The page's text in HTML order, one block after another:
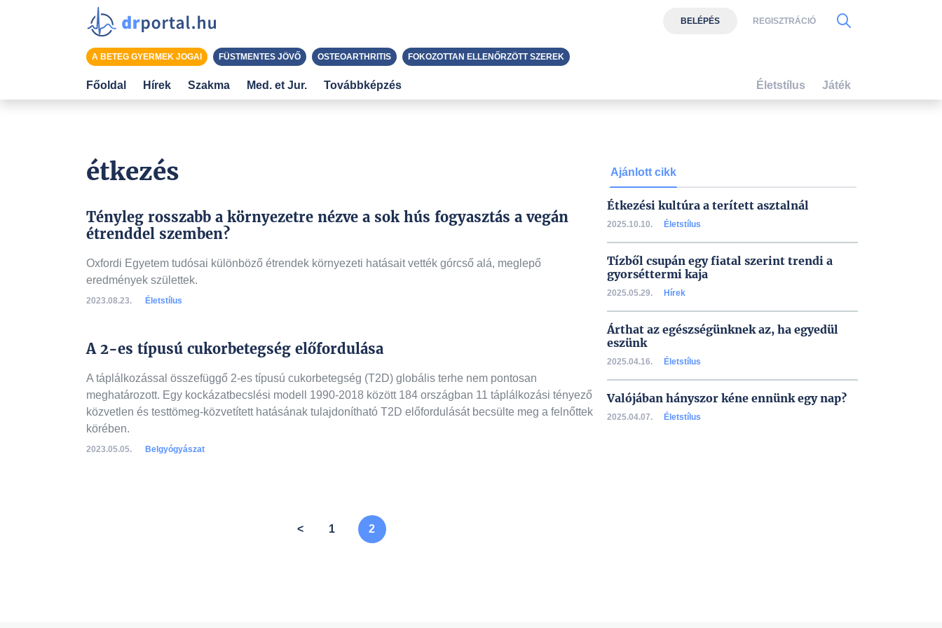
étkezés
Tényleg rosszabb a környezetre nézve a sok hús fogyasztás a vegán
étrenddel szemben?
Oxfordi Egyetem tudósai különböző étrendek környezeti hatásait vették górcső alá, meglepő
eredmények születtek.
2023.08.23. Életstílus
A 2-es típusú cukorbetegség előfordulása
A táplálkozással összefüggő 2-es típusú cukorbetegség (T2D) globális terhe nem pontosan
meghatározott. Egy kockázatbecslési modell 1990-2018 között 184 országban 11 táplálkozási tényező
közvetlen és testtömeg-közvetített hatásának tulajdonítható T2D előfordulását becsülte meg a felnőttek
körében.
2023.05.05. Belgyógyászat
< 1 2
Ajánlott cikk
Étkezési kultúra a terített asztalnál
2025.10.10. Életstílus
Tízből csupán egy fiatal szerint trendi a
gyorséttermi kaja
2025.05.29. Hírek
Árthat az egészségünknek az, ha egyedül
eszünk
2025.04.16. Életstílus
Valójában hányszor kéne ennünk egy nap?
2025.04.07. Életstílus
BELÉPÉS REGISZTRÁCIÓ
A BETEG GYERMEK JOGAI FÜSTMENTES JÖVŐ OSTEOARTHRITIS FOKOZOTTAN ELLENŐRZÖTT SZEREK
Főoldal Hírek Szakma Med. et Jur. Továbbképzés Életstílus Játék